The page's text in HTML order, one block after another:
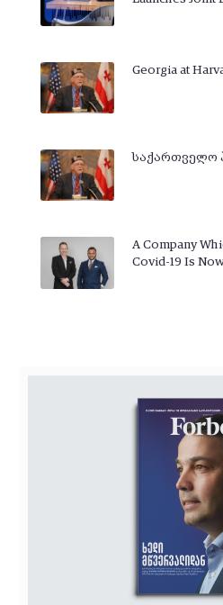
Georgia at
საქართველო
A Company
Covid-19 Is